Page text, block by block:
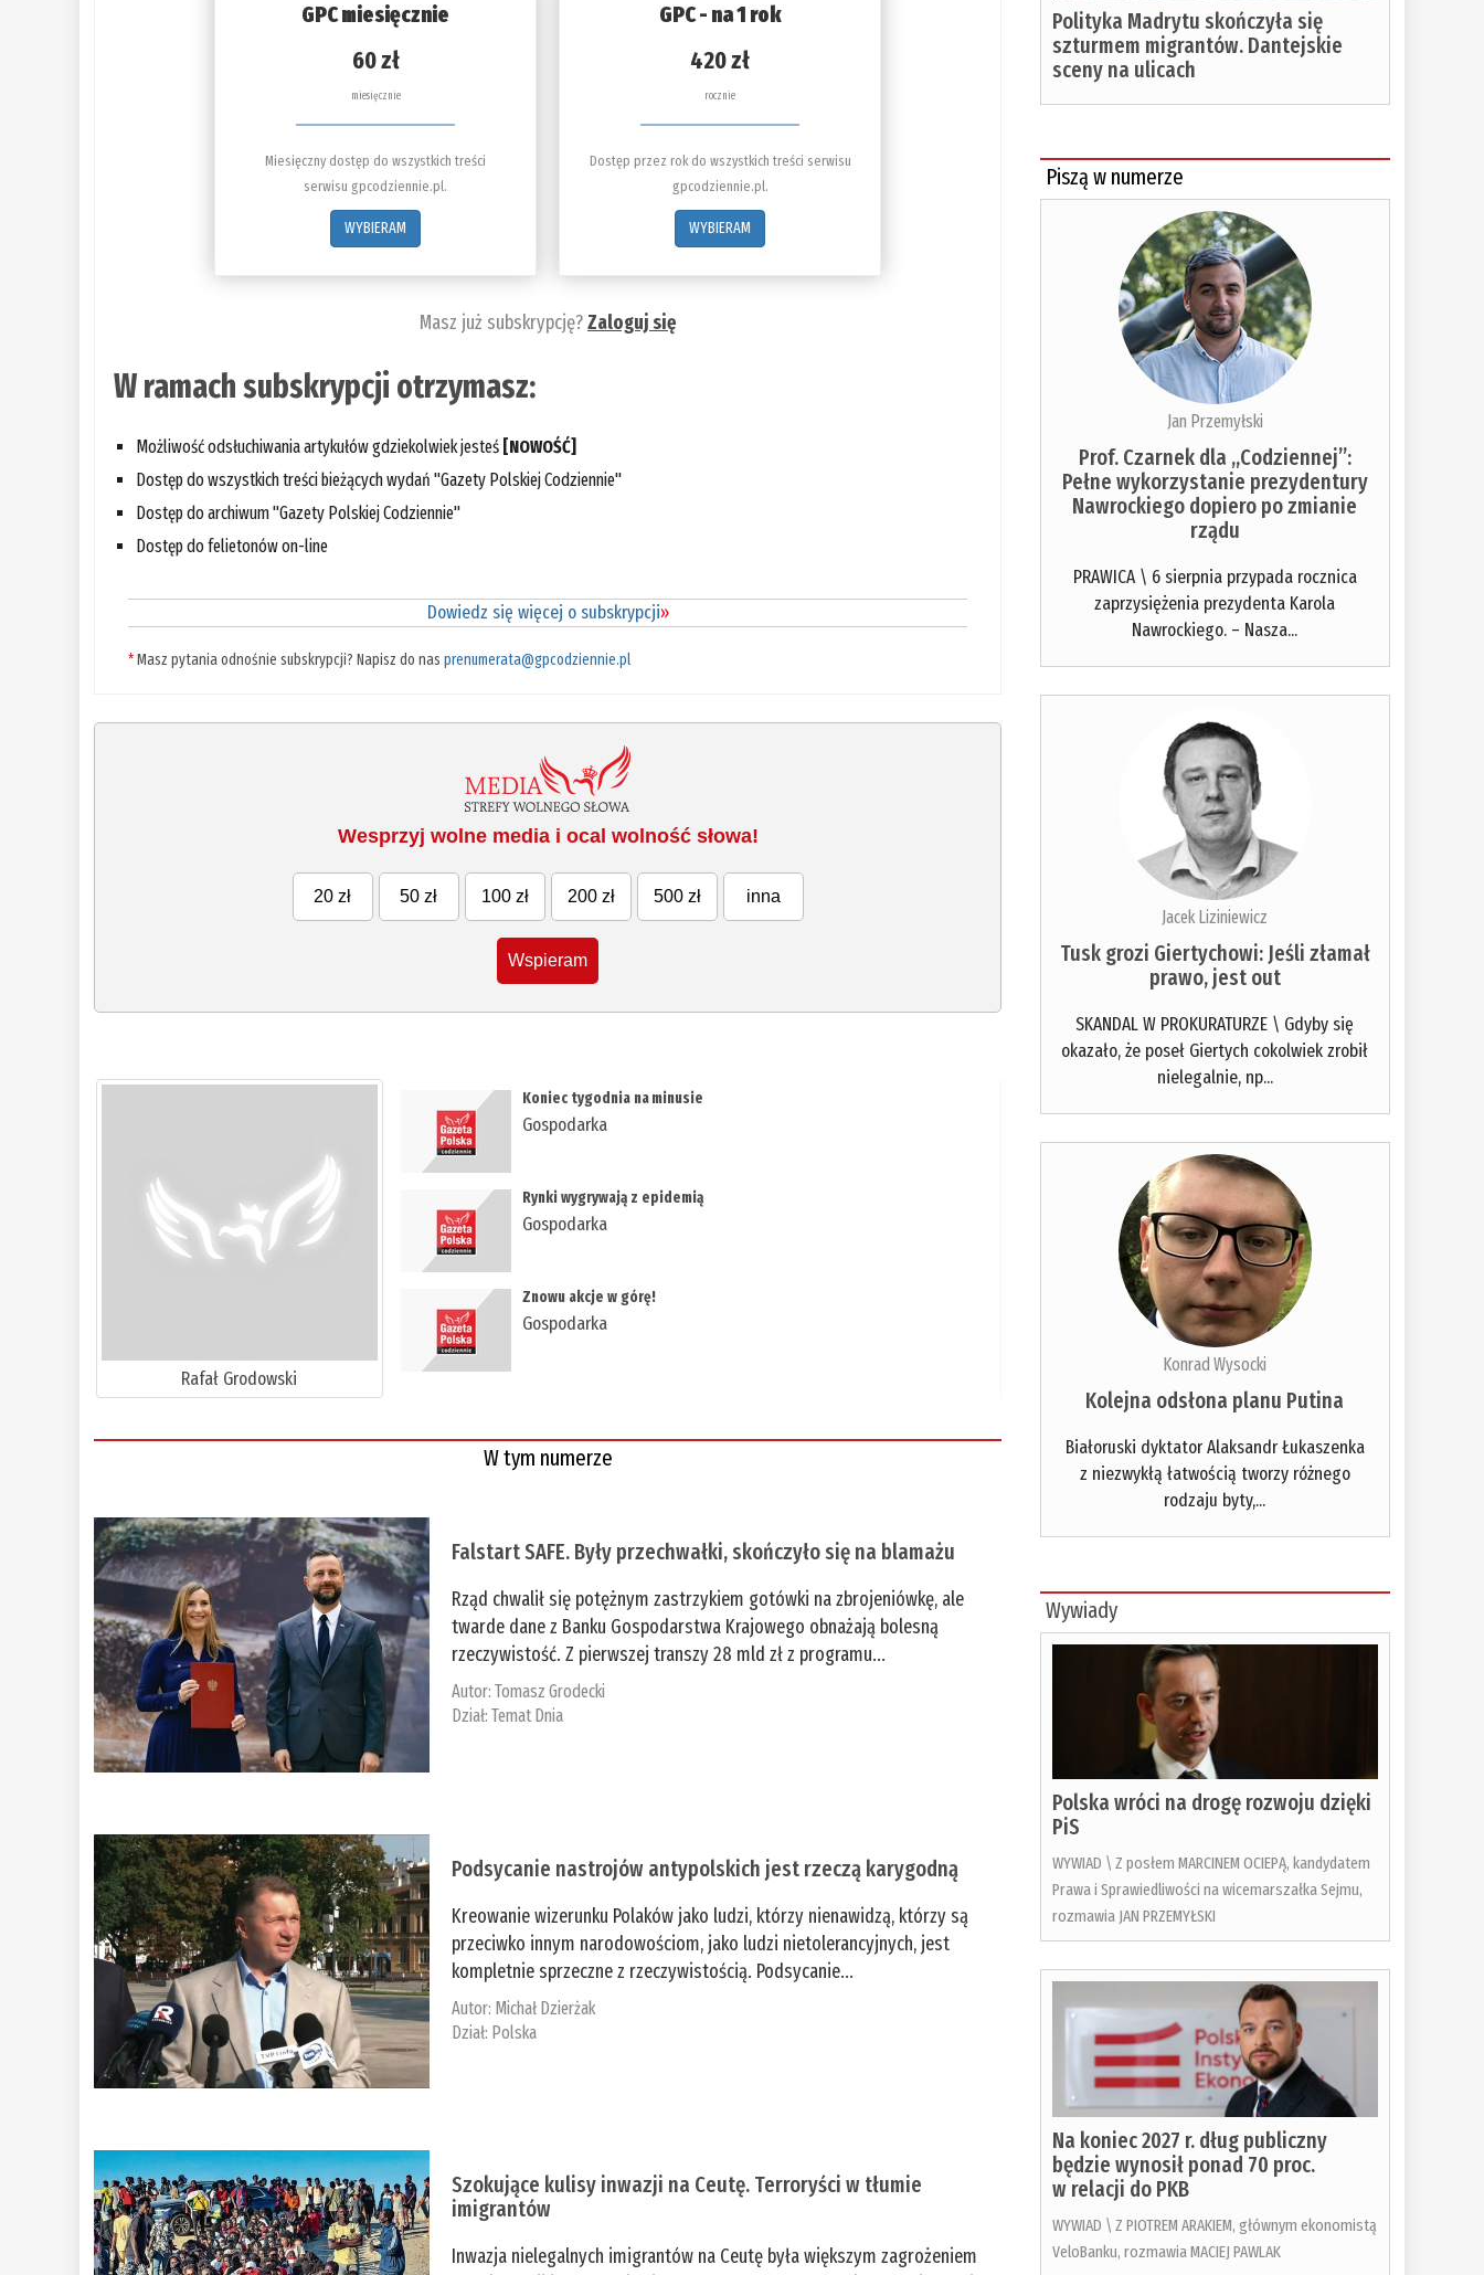
GPC miesięcznie
60 zł
miesięcznie
Miesięczny dostęp do wszystkich treści
serwisu gpcodziennie.pl.
WYBIERAM
GPC - na 1 rok
420 zł
rocznie
Dostęp przez rok do wszystkich treści serwisu
gpcodziennie.pl.
WYBIERAM
Masz już subskrypcję?Zaloguj się
W ramach subskrypcji otrzymasz:
Możliwość odsłuchiwania artykułów gdziekolwiek jesteś [NOWOŚĆ]
Dostęp do wszystkich treści bieżących wydań "Gazety Polskiej Codziennie"
Dostęp do archiwum "Gazety Polskiej Codziennie"
Dostęp do felietonów on-line
Dowiedz się więcej o subskrypcji»
*Masz pytania odnośnie subskrypcji? Napisz do nasprenumerata@gpcodziennie.pl
Wesprzyj wolne media i ocal wolność słowa!
20 zł 50 zł 100 zł 200 zł 500 zł inna
Wspieram
Rafał Grodowski
​Koniec tygodnia na minusie
Gospodarka
​Rynki wygrywają z epidemią
Gospodarka
​Znowu akcje w górę!
Gospodarka
W tym numerze
Falstart SAFE. Były przechwałki, skończyło się na blamażu
Rząd chwalił się potężnym zastrzykiem gotówki na zbrojeniówkę, ale
twarde dane z Banku Gospodarstwa Krajowego obnażają bolesną
rzeczywistość. Z pierwszej transzy 28 mld zł z programu...
Autor:Tomasz Grodecki
Dział:Temat Dnia
Podsycanie nastrojów antypolskich jest rzeczą karygodną
Kreowanie wizerunku Polaków jako ludzi, którzy nienawidzą, którzy są
przeciwko innym narodowościom, jako ludzi nietolerancyjnych, jest
kompletnie sprzeczne z rzeczywistością. Podsycanie...
Autor: Michał Dzierżak
Dział: Polska
Szokujące kulisy inwazji na Ceutę. Terroryści w tłumie
imigrantów
Inwazja nielegalnych imigrantów na Ceutę była większym zagrożeniem
Polityka Madrytu skończyła się
szturmem migrantów. Dantejskie
sceny na ulicach
Piszą w numerze
Jan Przemyłski
Prof. Czarnek dla „Codziennej”:
Pełne wykorzystanie prezydentury
Nawrockiego dopiero po zmianie
rządu
PRAWICA \ 6 sierpnia przypada rocznica
zaprzysiężenia prezydenta Karola
Nawrockiego. – Nasza...
Jacek Liziniewicz
Tusk grozi Giertychowi: Jeśli złamał
prawo, jest out
SKANDAL W PROKURATURZE \ Gdyby się
okazało, że poseł Giertych cokolwiek zrobił
nielegalnie, np...
Konrad Wysocki
Kolejna odsłona planu Putina
Białoruski dyktator Alaksandr Łukaszenka
z niezwykłą łatwością tworzy różnego
rodzaju byty,...
Wywiady
Polska wróci na drogę rozwoju dzięki
PiS
WYWIAD \ Z posłem MARCINEM OCIEPĄ, kandydatem
Prawa i Sprawiedliwości na wicemarszałka Sejmu,
rozmawia JAN PRZEMYŁSKI
Na koniec 2027 r. dług publiczny
będzie wynosił ponad 70 proc.
w relacji do PKB
WYWIAD \ Z PIOTREM ARAKIEM, głównym ekonomistą
VeloBanku, rozmawia MACIEJ PAWLAK